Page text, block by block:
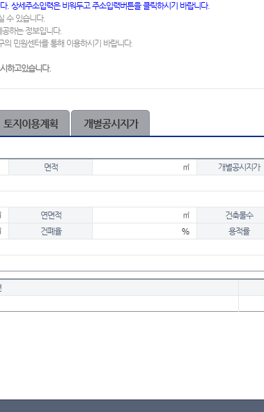
. 상세주소입력은 비워두고 주소입력버튼을 클릭하시기 바랍니다.
수 있습니다.
하는 정보입니다.
민원센터를 통해 이용하시기 바랍니다.
하고있습니다.
토지이용계획 개별공시지가
면적 ㎡ 개별공시지가
연면적 ㎡ 건축물수
건폐율 % 용적률